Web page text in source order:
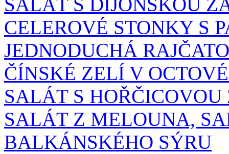
SALÁT S DIJONSKOU
CELEROVÉ STONKY S
JEDNODUCHÁ
ČÍNSKÉ ZELÍ V
SALÁT S
SALÁT Z MELOUNA,
BALKÁNSKÉHO SÝRU